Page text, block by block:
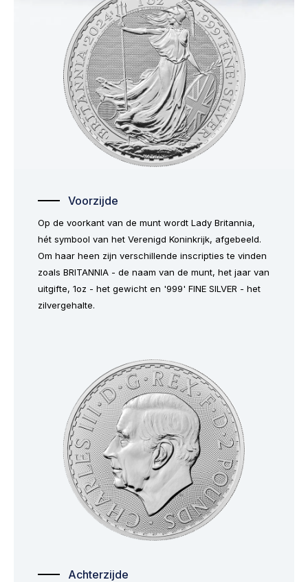
Voorzijde
Op de voorkant van de munt wordt Lady Britannia,
hét symbool van het Verenigd Koninkrijk, afgebeeld.
Om haar heen zijn verschillende inscripties te vinden
zoals BRITANNIA - de naam van de munt, het jaar van
uitgifte, 1oz - het gewicht en '999' FINE SILVER - het
zilvergehalte.
Achterzijde